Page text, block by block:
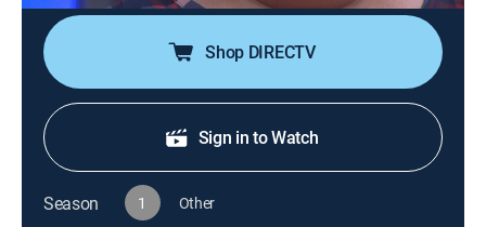
Shop DIRECTV
Sign in to Watch
Season 1 Other